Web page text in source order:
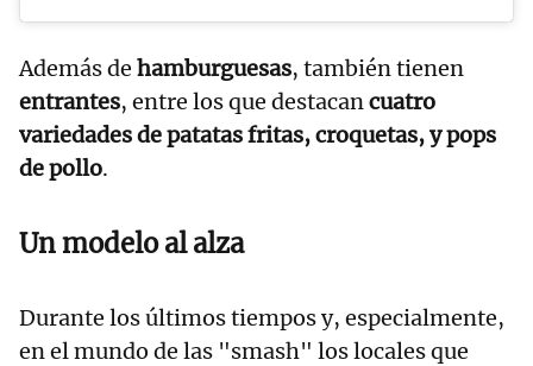
Además de hamburguesas, también tienen
entrantes, entre los que destacancuatro
variedades de patatas fritas, croquetas, y pops
de pollo.
Un modelo al alza
Durante los últimos tiempos y, especialmente,
en el mundo de las "smash" los locales que